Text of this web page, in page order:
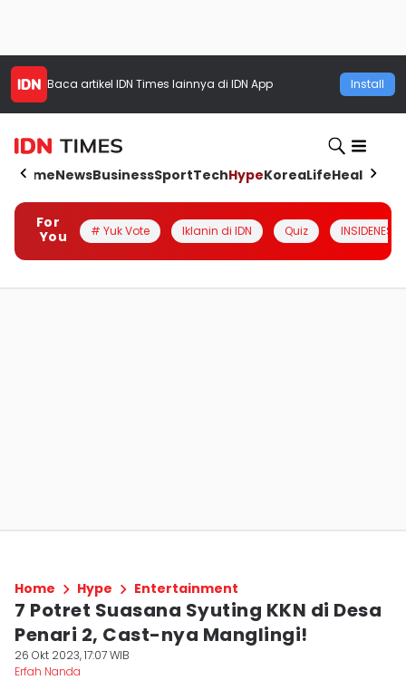
Baca artikel IDN Times lainnya di IDN App Install
HomeNewsBusinessSportTechHypeKoreaLifeHealth
For
You
# Yuk Vote Iklanin di IDN Quiz INSIDENESIA
Home Hype Entertainment
7 Potret Suasana Syuting KKN di Desa
Penari 2, Cast-nya Manglingi!
26 Okt 2023, 17:07 WIB
Erfah Nanda